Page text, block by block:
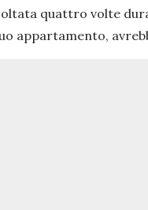
quattro volte
appartamento,